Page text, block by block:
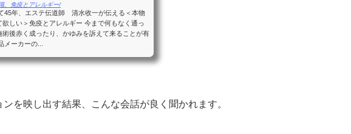
、免疫とアレルギー/
45年、エステ伝道師 清水收一が伝える＜本物
しい＞免疫とアレルギー 今まで何もなく通っ
後赤く成ったり、かゆみを訴えて来ることが有
メーカーの...
を映し出す結果、こんな会話が良く聞かれます。